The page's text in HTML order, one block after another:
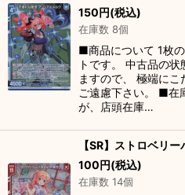
150円(税込)
在庫数 8個
■商品について 1枚
トです。 中古品の
ますので、 極端に
ご遠慮下さい。 ■在
が、店頭在庫…
【SR】ストロベリ
100円(税込)
在庫数 14個